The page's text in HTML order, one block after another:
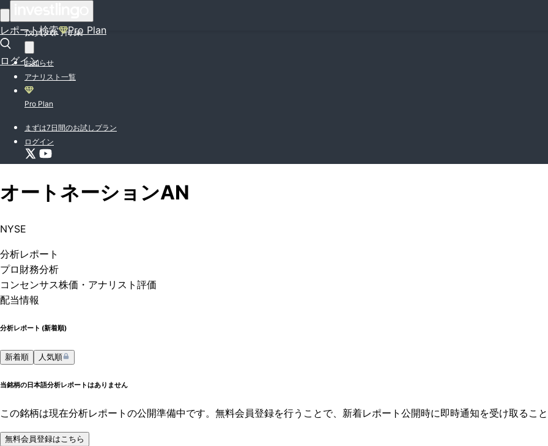
レポート検索 Pro Plan
ログイン
投資入門特集
お知らせ
アナリスト一覧
Pro Plan
まずは7日間のお試しプラン
ログイン
オートネーションAN
NYSE
分析レポート
プロ 財務分析
コンセンサス株価 ・アナリスト評価
配当情報
分析レポート (新着順)
新着順 人気順
当銘柄の日本語分析レポートはありません
この銘柄は現在分析レポートの公開準備中です。無料会員登録を行うことで、新着レポート公開時に即時通知を受け取ること
無料会員登録はこちら